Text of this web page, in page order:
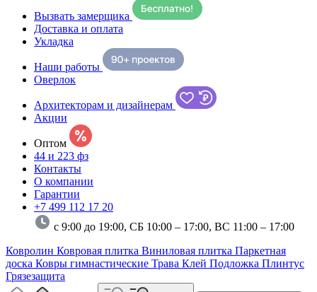
Вызвать замерщика
Доставка и оплата
Укладка
Наши работы
Оверлок
Архитекторам и дизайнерам
Акции
Оптом
44 и 223 фз
Контакты
О компании
Гарантии
+7 499 112 17 20
с 9:00 до 19:00, СБ 10:00 – 17:00, ВС 11:00 – 17:00
Ковролин Ковровая плитка Виниловая плитка Паркетная
доска Ковры гимнастические Трава Клей Подложка Плинтус
Грязезащита